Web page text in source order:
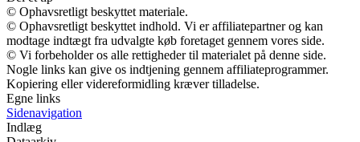
© Ophavsretligt beskyttet materiale.
© Ophavsretligt beskyttet indhold. Vi er affiliatepartner og kan
modtage indtægt fra udvalgte køb foretaget gennem vores side.
© Vi forbeholder os alle rettigheder til materialet på denne side.
Nogle links kan give os indtjening gennem affiliateprogrammer.
Kopiering eller videreformidling kræver tilladelse.
Egne links
Sidenavigation
Indlæg